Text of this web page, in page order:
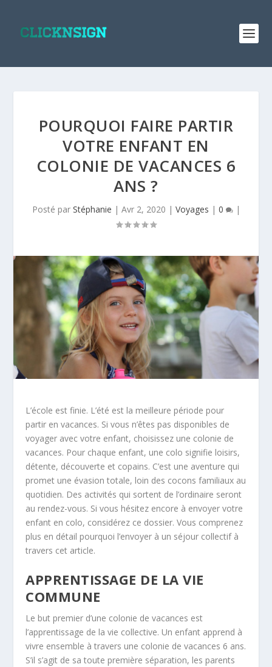
POURQUOI FAIRE PARTIR
VOTRE ENFANT EN
COLONIE DE VACANCES 6
ANS ?
Posté par Stéphanie | Avr 2, 2020 | Voyages | 0 |
L’école est finie. L’été est la meilleure période pour
partir en vacances. Si vous n’êtes pas disponibles de
voyager avec votre enfant, choisissez une colonie de
vacances. Pour chaque enfant, une colo signifie loisirs,
détente, découverte et copains. C’est une aventure qui
promet une évasion totale, loin des cocons familiaux au
quotidien. Des activités qui sortent de l’ordinaire seront
au rendez-vous. Si vous hésitez encore à envoyer votre
enfant en colo, considérez ce dossier. Vous comprenez
plus en détail pourquoi l’envoyer à un séjour collectif à
travers cet article.
APPRENTISSAGE DE LA VIE
COMMUNE
Le but premier d’une colonie de vacances est
l’apprentissage de la vie collective. Un enfant apprend à
vivre ensemble à travers une colonie de vacances 6 ans.
S’il s’agit de sa toute première séparation, les parents